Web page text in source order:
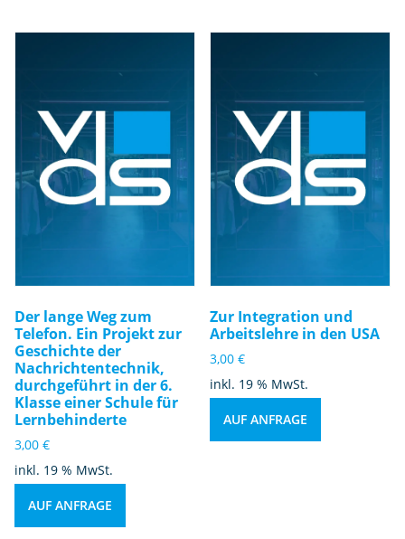
Der lange Weg zum
Telefon. Ein Projekt zur
Geschichte der
Nachrichtentechnik,
durchgeführt in der 6.
Klasse einer Schule für
Lernbehinderte
3,00 €
inkl. 19 % MwSt.
AUF ANFRAGE
Zur Integration und
Arbeitslehre in den USA
3,00€
inkl. 19 % MwSt.
AUF ANFRAGE